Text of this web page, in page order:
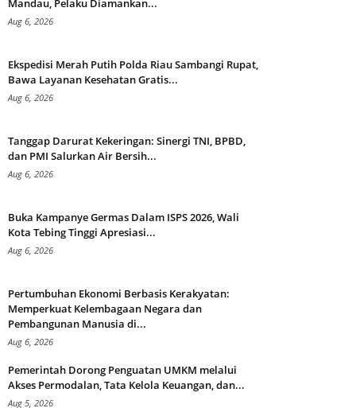
Mandau, Pelaku Diamankan...
Aug 6, 2026
Ekspedisi Merah Putih Polda Riau Sambangi Rupat,
Bawa Layanan Kesehatan Gratis...
Aug 6, 2026
Tanggap Darurat Kekeringan: Sinergi TNI, BPBD,
dan PMI Salurkan Air Bersih...
Aug 6, 2026
Buka Kampanye Germas Dalam ISPS 2026, Wali
Kota Tebing Tinggi Apresiasi...
Aug 6, 2026
Pertumbuhan Ekonomi Berbasis Kerakyatan:
Memperkuat Kelembagaan Negara dan
Pembangunan Manusia di...
Aug 6, 2026
Pemerintah Dorong Penguatan UMKM melalui
Akses Permodalan, Tata Kelola Keuangan, dan...
Aug 5, 2026